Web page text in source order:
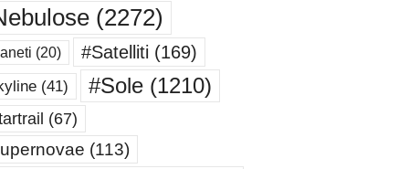
(2272)
(20) #Satelliti (169)
(41) #Sole(1210)
(67)
(113)